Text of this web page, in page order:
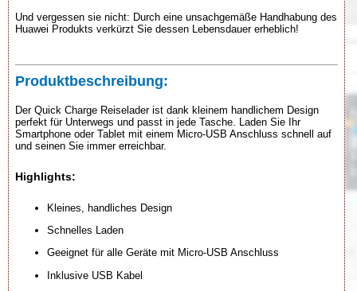
Und vergessen sie nicht: Durch eine unsachgemäße Handhabung des
Huawei Produkts verkürzt Sie dessen Lebensdauer erheblich!
Produktbeschreibung:
Der Quick Charge Reiselader ist dank kleinem handlichem Design
perfekt für Unterwegs und passt in jede Tasche. Laden Sie Ihr
Smartphone oder Tablet mit einem Micro-USB Anschluss schnell auf
und seinen Sie immer erreichbar.
Highlights:
Kleines, handliches Design
Schnelles Laden
Geeignet für alle Geräte mit Micro-USB Anschluss
Inklusive USB Kabel